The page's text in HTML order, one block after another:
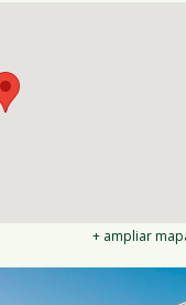
+ ampliar